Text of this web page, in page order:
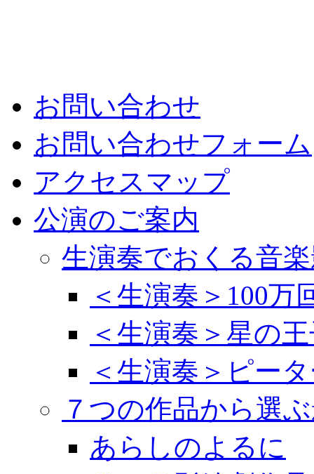
お問い合わせ
お問い合わせフォーム
アクセスマップ
公演のご案内
生演奏でおくる音
＜生演奏＞100万
＜生演奏＞星の
＜生演奏＞ピー
７つの作品から選
あらしのよるに